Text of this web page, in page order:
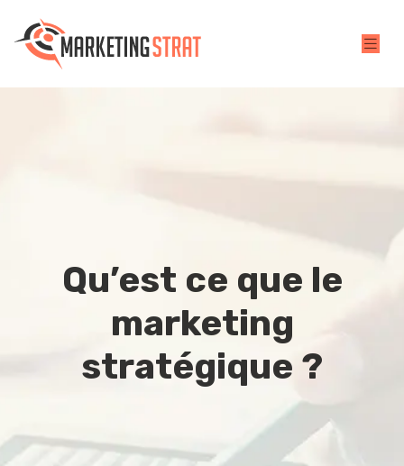
Qu’est ce que le
marketing
stratégique ?